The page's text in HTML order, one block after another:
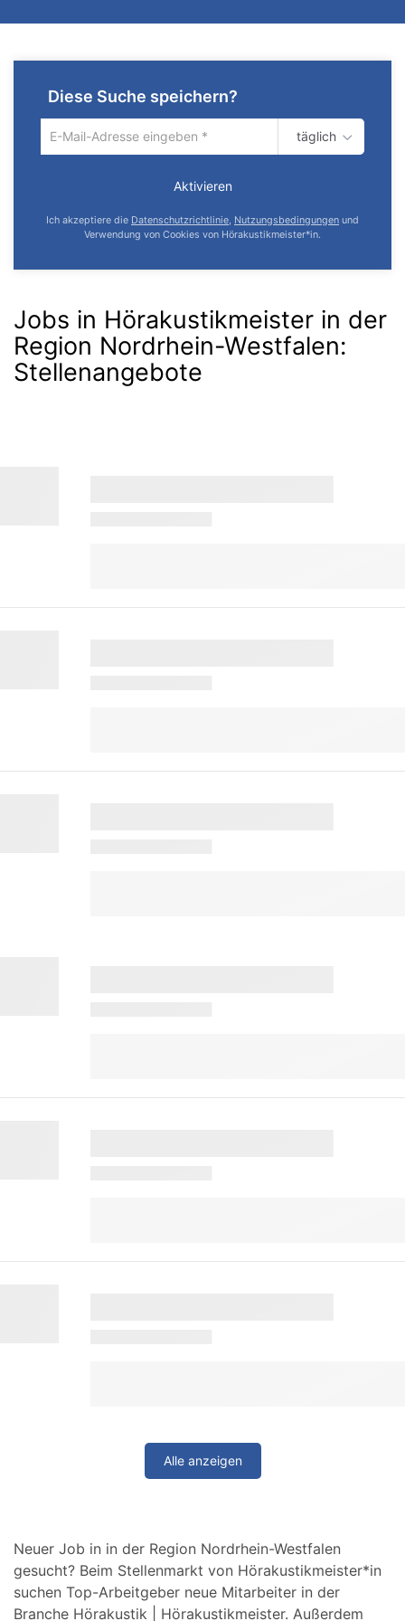
Diese Suche speichern?
Um
die
zu
speichern
deine
ein
täglich
Aktivieren
Ich akzeptiere die Datenschutzrichtlinie, Nutzungsbedingungen und
Verwendung von Cookies von Hörakustikmeister*in.
Jobs in Hörakustikmeister in der
Region Nordrhein-Westfalen:
Stellenangebote
Alle anzeigen
Neuer Job in in der Region Nordrhein-Westfalen
gesucht? Beim Stellenmarkt von Hörakustikmeister*in
suchen Top-Arbeitgeber neue Mitarbeiter in der
Branche Hörakustik | Hörakustikmeister. Außerdem